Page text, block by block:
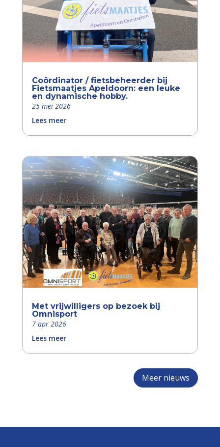
Coördinator / fietsbeheerder bij
Fietsmaatjes Apeldoorn: een leuke
en dynamische hobby.
25 mei 2026
Lees meer
Met vrijwilligers op bezoek bij
Omnisport
7 apr 2026
Lees meer
Meer nieuws